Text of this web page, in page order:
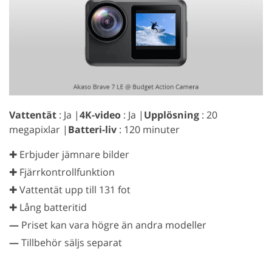
Vattentät : Ja |4K-video : Ja | Upplösning : 20
megapixlar | Batteri-liv : 120 minuter
✚ Erbjuder jämnare bilder
✚ Fjärrkontrollfunktion
✚ Vattentät upp till 131 fot
✚ Lång batteritid
— Priset kan vara högre än andra modeller
—Tillbehör säljs separat